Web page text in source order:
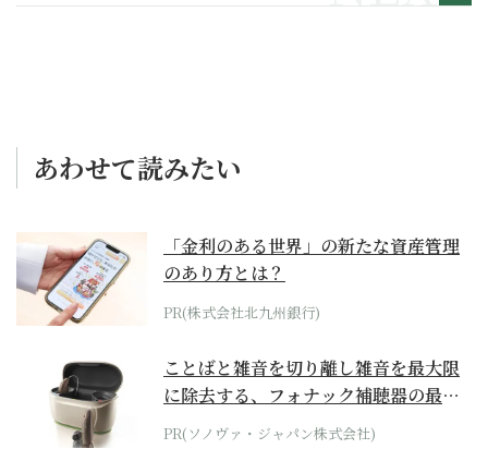
あわせて読みたい
「金利のある世界」の新たな資産管理
のあり方とは？
PR(株式会社北九州銀行)
ことばと雑音を切り離し雑音を最大限
に除去する、フォナック補聴器の最上
位モデル
PR(ソノヴァ・ジャパン株式会社)